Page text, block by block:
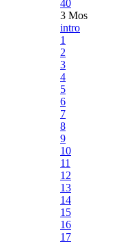
40
3 Mos
intro
1
2
3
4
5
6
7
8
9
10
11
12
13
14
15
16
17